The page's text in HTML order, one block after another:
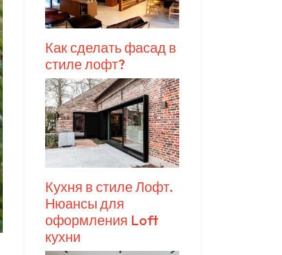
Как сделать фасад в
стиле лофт?
Кухня в стиле Лофт.
Нюансы для
оформления Loft
кухни